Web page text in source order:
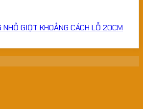
NHỎ GIỌT KHOẢNG CÁCH LỖ 20CM